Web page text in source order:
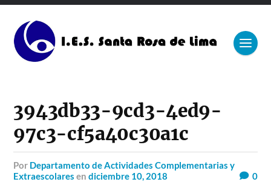
3943db33-9cd3-4ed9-
97c3-cf5a40c30a1c
por Departamento de Actividades Complementarias y
Extraescolares endiciembre 10, 2018 0